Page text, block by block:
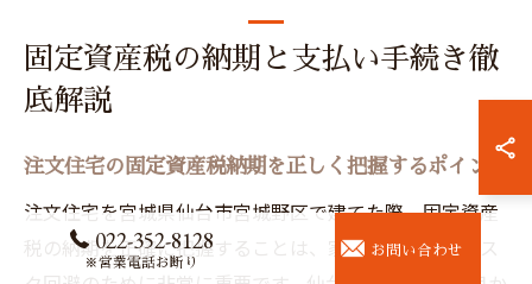
固定資産税の納期と支払い手続き徹
底解説
注文住宅の固定資産税納期を正しく把握するポイント
注文住宅を宮城県仙台市宮城野区で建てた際、固定資産
税の納期を正確に把握することは、家計管理や滞納リス
022-352-8128
※営業電話お断り
お問い合わせ